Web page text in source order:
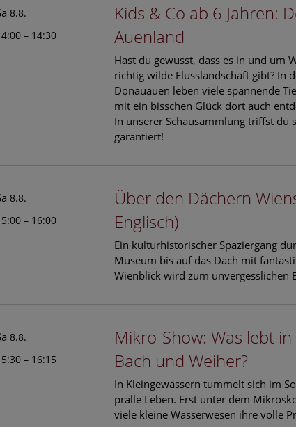
8.8.
– 14:30
Kids & Co ab 6 Jahren:
Auenland
Hast du gewusst, dass es in und um
richtig wilde Flusslandschaft gibt? In
Donauauen leben viele spannende
mit ein bisschen Glück dort auch
In unserer Schausammlung triffst du
garantiert!
8.8.
– 16:00
Über den Dächern
Englisch)
Ein kulturhistorischer Spaziergang
Museum bis auf das Dach mit
Wienblick wird zum unvergesslichen
8.8.
– 16:15
Mikro-Show: Was lebt
Bach und Weiher?
In Kleingewässern tummelt sich im
pralle Leben. Erst unter dem
viele kleine Wasserwesen ihre volle